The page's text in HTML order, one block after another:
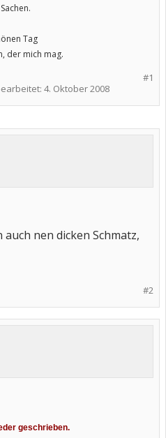
Tag
der mich mag.
#1
4. Oktober 2008
nen dicken Schmatz,
#2
geschrieben.